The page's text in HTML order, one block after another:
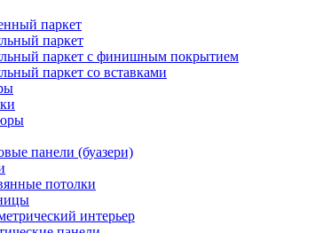
паркет
паркет
паркет с финишным покрытием
паркет со вставками
панели (буазери)
потолки
интерьер